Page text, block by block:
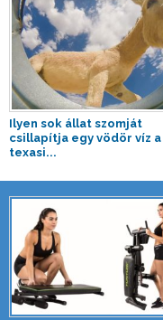
Ilyen sok állat szomját
csillapítja egy vödör víz a
texasi...